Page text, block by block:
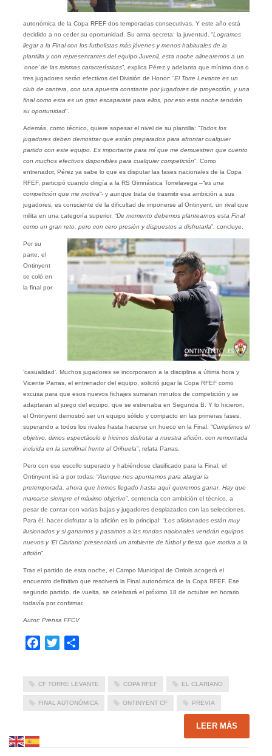
autonómica de la Copa RFEF dos temporadas consecutivas. Y este año está
decidido a no ceder su oportunidad. Su arma secreta: la juventud. “Logramos
llegar a la Final con los futbolistas más jóvenes y menos habituales de la
plantilla y con representantes del equipo Juvenil, esta noche alinearemos a un
‘once’ de las mismas características”, explica Pérez y adelanta que mínimo dos o
tres jugadores serán efectivos del División de Honor: “El Torre Levante es un
club de cantera, con una apuesta constante por jugadores de proyección, y una
final como esta es un gran escaparate para ellos, por eso esta noche tendrán
su oportunidad”.
Además, como técnico, quiere sopesar el nivel de su plantilla: “Todos los
jugadores deben demostrar que están preparados para afrontar cualquier
partido con este equipo. Es importante para mí que me demuestren que cuento
con muchos efectivos disponibles para cualquier competición”. Como
entrenador, Pérez ya sabe lo que es disputar las fases nacionales de la Copa
RFEF, participó cuando dirigía a la RS Gimnástica Torrelavega –“es una
competición que me motiva“- y aunque trata de trasmitir esa ambición a sus
jugadores, es consciente de la dificultad de imponerse al Ontinyent, un rival que
milita en una categoría superior. “De momento debemos plantearnos esta Final
como un gran reto, pero con cero presión y dispuestos a disfrutarla”, concluye.
Por su
parte, el
Ontinyent
se coló en
la final por
‘casualidad’. Muchos jugadores se incorporaron a la disciplina a última hora y
Vicente Parras, el entrenador del equipo, solicitó jugar la Copa RFEF como
excusa para que esos nuevos fichajes sumaran minutos de competición y se
adaptaran al juego del equipo, que se estrenaba en Segunda B. Y lo hicieron,
el Ontinyent demostró ser un equipo sólido y compacto en las primeras fases,
superando a todos los rivales hasta hacerse un hueco en la Final. “Cumplimos el
objetivo, dimos espectáculo e hicimos disfrutar a nuestra afición, con remontada
incluida en la semifinal frente al Orihuela”, relata Parras.
Pero con ese escollo superado y habiéndose clasificado para la Final, el
Ontinyent irá a por todas: “Aunque nos apuntamos para alargar la
pretemporada, ahora que hemos llegado hasta aquí queremos ganar. Hay que
marcarse siempre el máximo objetivo”, sentencia con ambición el técnico, a
pesar de contar con varias bajas y jugadores desplazados con las selecciones.
Para él, hacer disfrutar a la afición es lo principal: “Los aficionados están muy
ilusionados y si ganamos y pasamos a las rondas nacionales vendrán equipos
nuevos y ‘El Clariano’ presenciará un ambiente de fútbol y fiesta que motiva a la
afición”.
Tras el partido de esta noche, el Campo Municipal de Orriols acogerá el
encuentro definitivo que resolverá la Final autonómica de la Copa RFEF. Ese
segundo partido, de vuelta, se celebrará el próximo 18 de octubre en horario
todavía por confirmar.
Autor: Prensa FFCV
Facebook
Twitter
CF TORRE LEVANTE COPA RFEF EL CLARIANO
FINAL AUTONÓMICA ONTINYENT CF PREVIA
LEER MÁS